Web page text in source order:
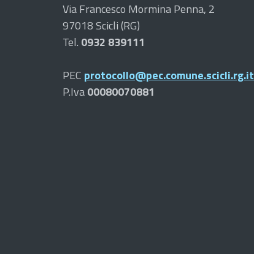
Via Francesco Mormina Penna, 2
97018 Scicli (RG)
Tel. 0932 839111
PEC protocollo@pec.comune.scicli.rg.it
P.Iva00080070881